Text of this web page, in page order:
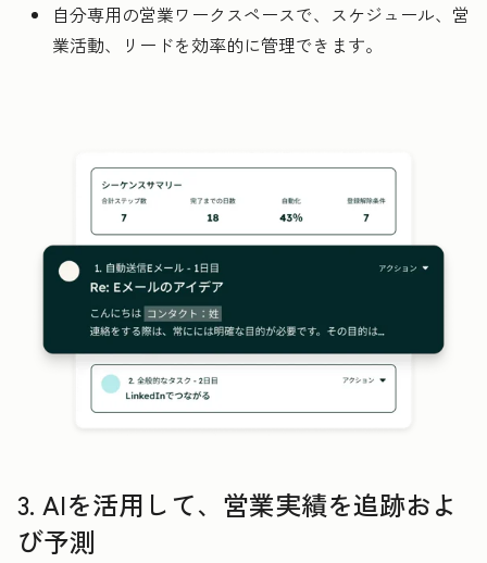
自分専用の営業ワークスペースで、スケジュール、営
業活動、リードを効率的に管理できます。
3. AIを活用して、営業実績を追跡およ
び予測